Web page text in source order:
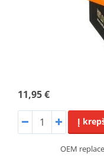
11,95 €
Į
OEM